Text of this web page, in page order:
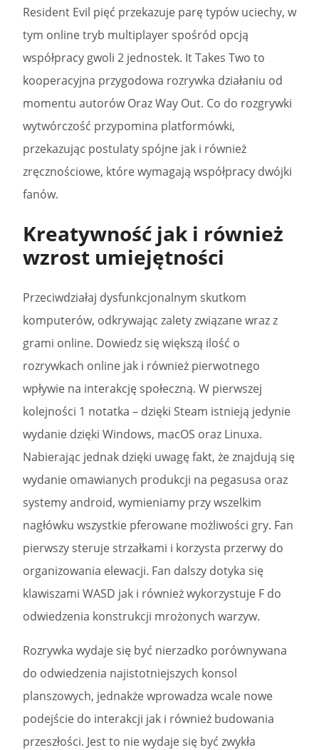
Resident Evil pięć przekazuje parę typów uciechy, w
tym online tryb multiplayer spośród opcją
współpracy gwoli 2 jednostek. It Takes Two to
kooperacyjna przygodowa rozrywka działaniu od
momentu autorów Oraz Way Out. Co do rozgrywki
wytwórczość przypomina platformówki,
przekazując postulaty spójne jak i również
zręcznościowe, które wymagają współpracy dwójki
fanów.
Kreatywność jak i również
wzrost umiejętności
Przeciwdziałaj dysfunkcjonalnym skutkom
komputerów, odkrywając zalety związane wraz z
grami online. Dowiedz się większą ilość o
rozrywkach online jak i również pierwotnego
wpływie na interakcję społeczną. W pierwszej
kolejności 1 notatka – dzięki Steam istnieją jedynie
wydanie dzięki Windows, macOS oraz Linuxa.
Nabierając jednak dzięki uwagę fakt, że znajdują się
wydanie omawianych produkcji na pegasusa oraz
systemy android, wymieniamy przy wszelkim
nagłówku wszystkie pferowane możliwości gry. Fan
pierwszy steruje strzałkami i korzysta przerwy do
organizowania elewacji. Fan dalszy dotyka się
klawiszami WASD jak i również wykorzystuje F do
odwiedzenia konstrukcji mrożonych warzyw.
Rozrywka wydaje się być nierzadko porównywana
do odwiedzenia najistotniejszych konsol
planszowych, jednakże wprowadza wcale nowe
podejście do interakcji jak i również budowania
przeszłości. Jest to nie wydaje się być zwykła